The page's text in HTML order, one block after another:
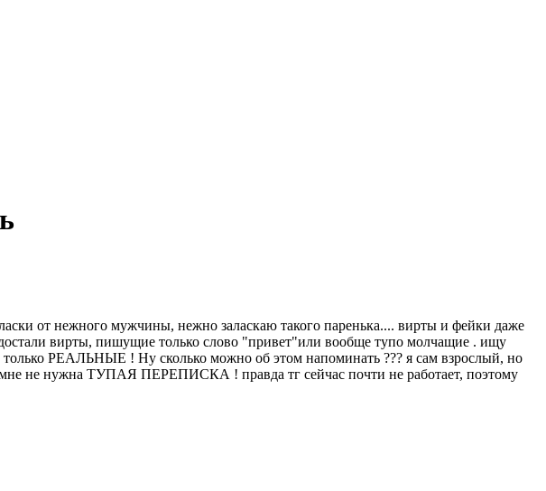
от нежного мужчины, нежно заласкаю такого паренька.... вирты и фейки даже
вирты, пишущие только слово "привет"или вообще тупо молчащие . ищу
РЕАЛЬНЫЕ ! Ну сколько можно об этом напоминать ??? я сам взрослый, но
не нужна ТУПАЯ ПЕРЕПИСКА ! правда тг сейчас почти не работает, поэтому